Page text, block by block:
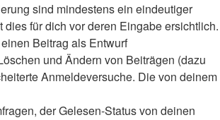
sind mindestens ein eindeutiger
für dich vor deren Eingabe ersichtlich.
Beitrag als Entwurf
und Ändern von Beiträgen (dazu
Anmeldeversuche. Die von deinem
der Gelesen-Status von deinen